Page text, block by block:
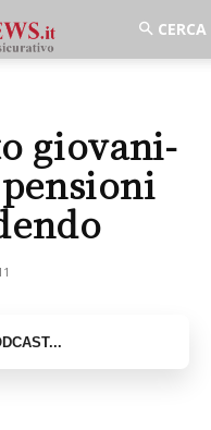
giovani-